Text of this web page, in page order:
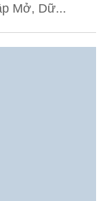
Mở, Dữ...